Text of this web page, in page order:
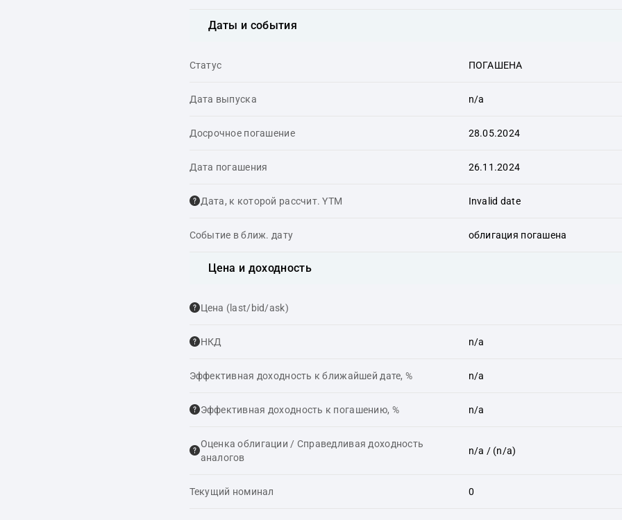
Даты и события
Статус ПОГАШЕНА
Дата выпуска n/a
Досрочное погашение 28.05.2024
Дата погашения 26.11.2024
Дата, к которой рассчит. YTM Invalid date
Событие в ближ. дату облигация погашена
Цена и доходность
Цена (last/bid/ask)
НКД n/a
Эффективная доходность к ближайшей дате, % n/a
Эффективная доходность к погашению, % n/a
Оценка облигации / Справедливая доходность
аналогов
n/a / (n/a)
Текущий номинал 0